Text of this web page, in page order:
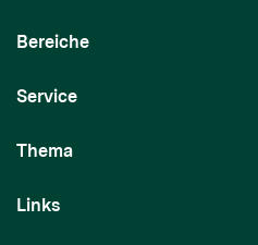
Bereiche
Service
Thema
Links